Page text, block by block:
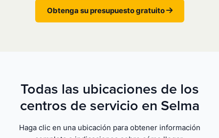
Obtenga su presupuesto gratuito
Todas las ubicaciones de los
centros de servicio en Selma
Haga clic en una ubicación para obtener información